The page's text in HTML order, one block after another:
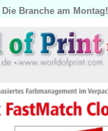
Die Branche am Montag!